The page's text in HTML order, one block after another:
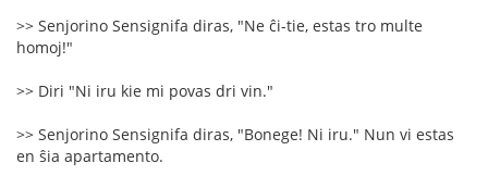
>> Senjorino Sensignifa diras, "Ne ĉi-tie, estas tro multe
homoj!"
>> Diri "Ni iru kie mi povas dri vin."
>> Senjorino Sensignifa diras, "Bonege! Ni iru." Nun vi estas
en ŝia apartamento.